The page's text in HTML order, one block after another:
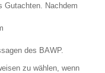
Gutachten. Nachdem
des BAWP.
zu wählen, wenn